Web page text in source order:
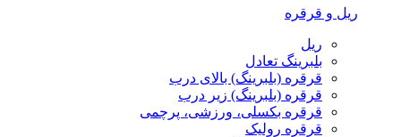
ریل و قرقره
ریل
بلبرینگ تعادل
قرقره (بلبرینگ) بالای درب
قرقره (بلبرینگ) زیر درب
قرقره بکسلی، ورزشی، پرچمی
قرقره رولیک